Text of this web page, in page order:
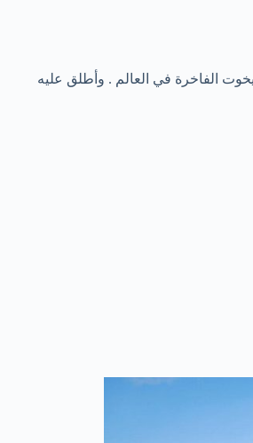
الفاخرة في العالم . وأطلق عليه